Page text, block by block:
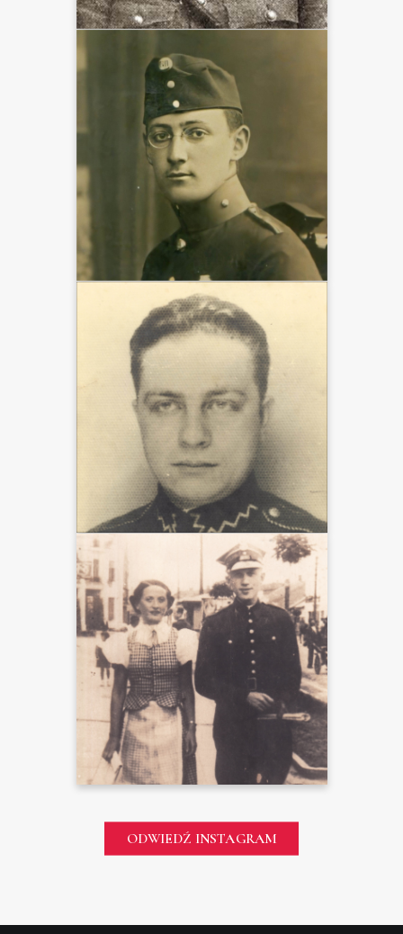
ODWIEDŹ INSTAGRAM